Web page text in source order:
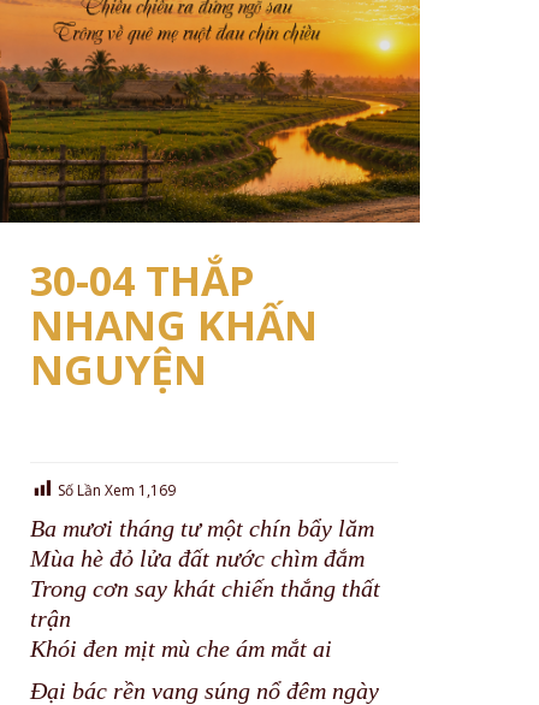
30-04 THẮP
NHANG KHẤN
NGUYỆN
Số Lần Xem 1,169
Ba mươi tháng tư một chín bẩy lăm
Mùa hè đỏ lửa đất nước chìm đắm
Trong cơn say khát chiến thắng thất
trận
Khói đen mịt mù che ám mắt ai
Đại bác rền vang súng nổ đêm ngày